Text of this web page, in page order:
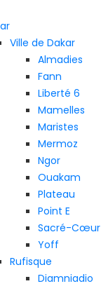
Ville de Dakar
Almadies
Fann
Liberté 6
Mamelles
Maristes
Mermoz
Ngor
Ouakam
Plateau
Point E
Sacré-Cœur
Yoff
Rufisque
Diamniadio